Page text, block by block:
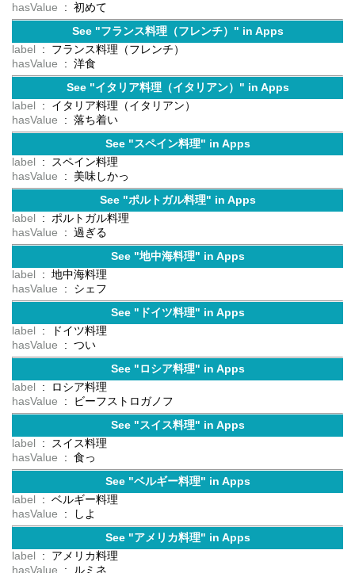
hasValue
: 初めて
See "フランス料理（フレンチ）" in Apps
label
: フランス料理（フレンチ）
hasValue
: 洋食
See "イタリア料理（イタリアン）" in Apps
label
: イタリア料理（イタリアン）
hasValue
: 落ち着い
See "スペイン料理" in Apps
label
: スペイン料理
hasValue
: 美味しかっ
See "ポルトガル料理" in Apps
label
: ポルトガル料理
hasValue
: 過ぎる
See "地中海料理" in Apps
label
: 地中海料理
hasValue
: シェフ
See "ドイツ料理" in Apps
label
: ドイツ料理
hasValue
: つい
See "ロシア料理" in Apps
label
: ロシア料理
hasValue
: ビーフストロガノフ
See "スイス料理" in Apps
label
: スイス料理
hasValue
: 食っ
See "ベルギー料理" in Apps
label
: ベルギー料理
hasValue
: しよ
See "アメリカ料理" in Apps
label
: アメリカ料理
hasValue
: ルミネ